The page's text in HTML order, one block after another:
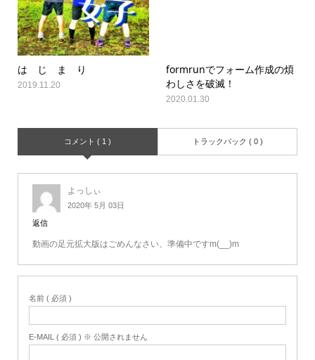
は じ ま り
2019.11.20
formrunでフォーム作成の煩
わしさを破滅！
2020.01.30
コメント ( 1 ) トラックバック ( 0 )
よっしぃ
2020年 5月 03日
返信
動画の足元拡大版はごめんなさい、準備中ですm(__)m
名前 ( 必須 )
E-MAIL ( 必須 ) ※ 公開されません